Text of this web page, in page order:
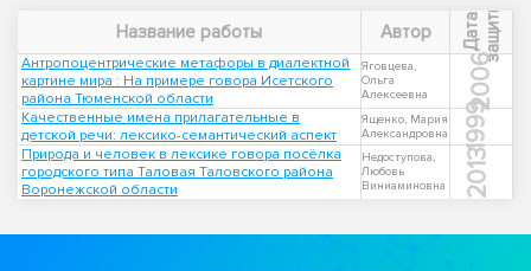
Название работы Автор Д
а
т
а
з
а
щ
и
т ы
Антропоцентрические метафоры в диалектной
картине мира : На примере говора Исетского
района Тюменской области
Яговцева,
Ольга
Алексеевна
2006
Качественные имена прилагательные в
детской речи: лексико-семантический аспект
Ященко, Мария
Александровна
1999
Природа и человек в лексике говора посёлка
городского типа Таловая Таловского района
Воронежской области
Недоступова,
Любовь
Виниаминовна
2013